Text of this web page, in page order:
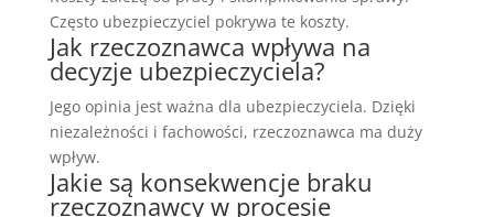
Często ubezpieczyciel pokrywa te koszty.
Jak rzeczoznawca wpływa na
decyzje ubezpieczyciela?
Jego opinia jest ważna dla ubezpieczyciela. Dzięki
niezależności i fachowości, rzeczoznawca ma duży
wpływ.
Jakie są konsekwencje braku
rzeczoznawcy w procesie